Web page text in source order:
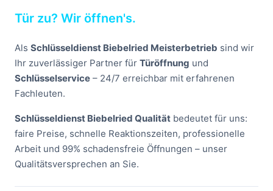
Tür zu? Wir öffnen's.
Als Schlüsseldienst Biebelried Meisterbetrieb sind wir
Ihr zuverlässiger Partner für Türöffnung und
Schlüsselservice – 24/7 erreichbar mit erfahrenen
Fachleuten.
Schlüsseldienst Biebelried Qualität bedeutet für uns:
faire Preise, schnelle Reaktionszeiten, professionelle
Arbeit und 99% schadensfreie Öffnungen – unser
Qualitätsversprechen an Sie.